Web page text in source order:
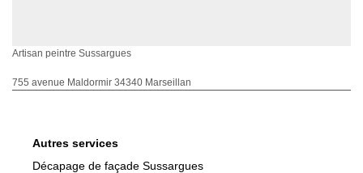
Artisan peintre Sussargues
755 avenue Maldormir 34340 Marseillan
Autres services
Décapage de façade Sussargues